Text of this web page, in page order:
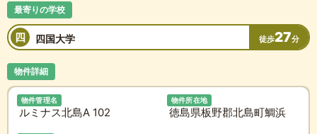
最寄りの学校
四 四国大学 徒歩27分
物件詳細
物件管理名
ルミナス北島A 102
物件所在地
徳島県板野郡北島町鯛浜